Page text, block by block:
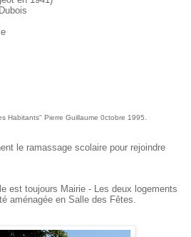
Habitants" Pierre Guillaume 0ctobre 1995.
le ramassage scolaire pour rejoindre
est toujours Mairie - Les deux logements
aménagée en Salle des Fêtes.